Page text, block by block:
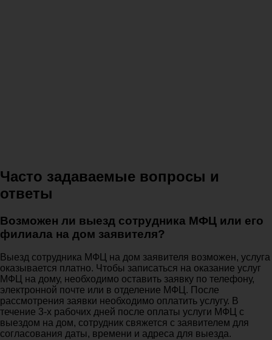
Часто задаваемые вопросы и
ответы
Возможен ли выезд сотрудника МФЦ или его
филиала на дом заявителя?
Выезд сотрудника МФЦ на дом заявителя возможен, услуга
оказывается платно. Чтобы записаться на оказание услуг
МФЦ на дому, необходимо оставить заявку по телефону,
электронной почте или в отделение МФЦ. После
рассмотрения заявки необходимо оплатить услугу. В
течение 3-х рабочих дней после оплаты услуги МФЦ с
выездом на дом, сотрудник свяжется с заявителем для
согласования даты, времени и адреса для выезда.